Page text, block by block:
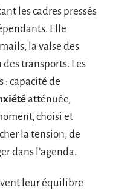
les cadres pressés
Elle
la valse des
transports. Les
: capacité de
atténuée,
choisi et
la tension, de
dans l’agenda.
leur équilibre